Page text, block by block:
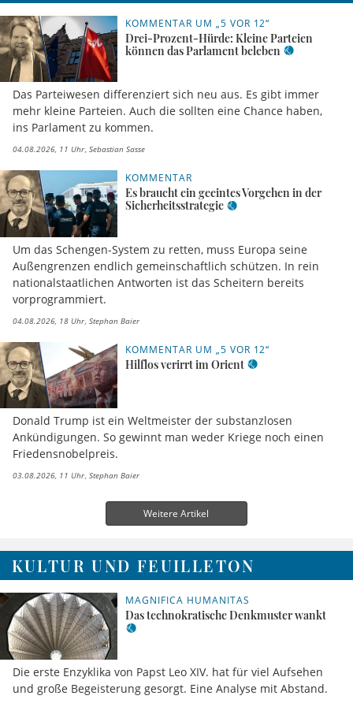
KOMMENTAR UM „5 VOR 12“
Drei-Prozent-Hürde: Kleine Parteien
können das Parlament beleben
Das Parteiwesen differenziert sich neu aus. Es gibt immer
mehr kleine Parteien. Auch die sollten eine Chance haben,
ins Parlament zu kommen.
04.08.2026, 11 Uhr Sebastian Sasse
KOMMENTAR
Es braucht ein geeintes Vorgehen in der
Sicherheitsstrategie
Um das Schengen-System zu retten, muss Europa seine
Außengrenzen endlich gemeinschaftlich schützen. In rein
nationalstaatlichen Antworten ist das Scheitern bereits
vorprogrammiert.
04.08.2026, 18 Uhr Stephan Baier
KOMMENTAR UM „5 VOR 12“
Hilflos verirrt im Orient
Donald Trump ist ein Weltmeister der substanzlosen
Ankündigungen. So gewinnt man weder Kriege noch einen
Friedensnobelpreis.
03.08.2026, 11 Uhr Stephan Baier
Weitere Artikel
KULTUR UND FEUILLETON
MAGNIFICA HUMANITAS
Das technokratische Denkmuster wankt
Die erste Enzyklika von Papst Leo XIV. hat für viel Aufsehen
und große Begeisterung gesorgt. Eine Analyse mit Abstand.